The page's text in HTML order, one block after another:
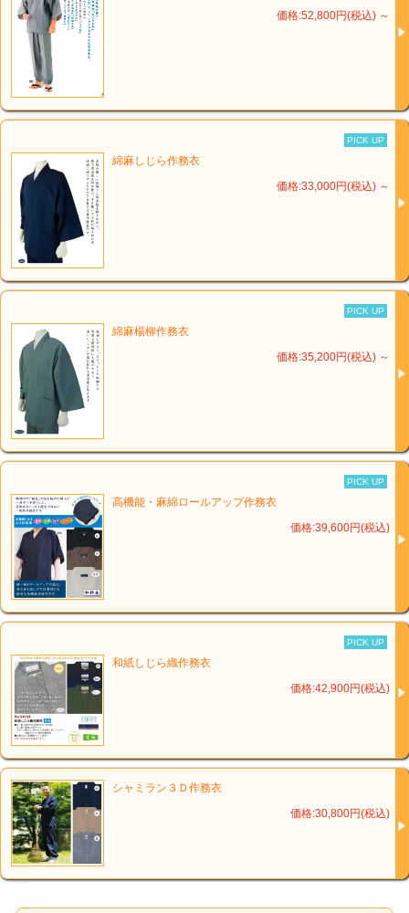
価格:52,800円(税込) ～
PICK UP
綿麻しじら作務衣
価格:33,000円(税込) ～
PICK UP
綿麻楊柳作務衣
価格:35,200円(税込) ～
PICK UP
高機能・麻綿ロールアップ作務衣
価格:39,600円(税込)
PICK UP
和紙しじら織作務衣
価格:42,900円(税込)
シャミラン３Ｄ作務衣
価格:30,800円(税込)